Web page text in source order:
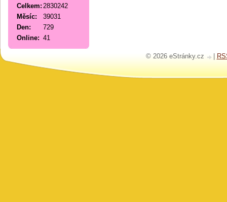
Online: 41
Celkem: 2830242
Měsíc:
39031
Den:
729
© 2026 eStránky.cz